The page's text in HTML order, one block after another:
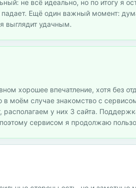
не всё идеально, но по итогу я
Ещё один важный момент:
выглядит удачным.
хорошее впечатление, хотя без
в моём случае знакомство с
располагаем у них 3 сайта.
сервисом я продолжаю